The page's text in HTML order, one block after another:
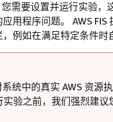
您需要设置并运行实验
用程序问题。 AWS
例如在满足特定条件时
系统中的真实 AWS 资源
实验之前，我们强烈建